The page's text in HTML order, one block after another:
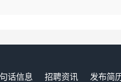
话信息 招聘资讯 发布简